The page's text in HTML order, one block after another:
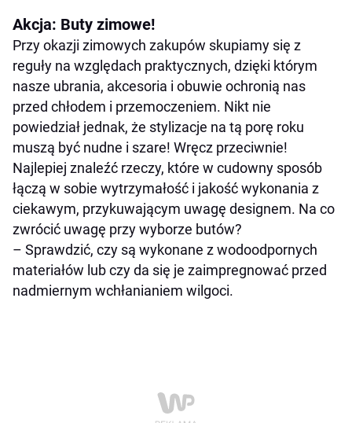
Kowbojki
Buty trekkingowe
Kozaczki z futerkiem
Akcja: Buty zimowe!
Przy okazji zimowych zakupów skupiamy się z
reguły na względach praktycznych, dzięki którym
nasze ubrania, akcesoria i obuwie ochronią nas
przed chłodem i przemoczeniem. Nikt nie
powiedział jednak, że stylizacje na tą porę roku
muszą być nudne i szare! Wręcz przeciwnie!
Najlepiej znaleźć rzeczy, które w cudowny sposób
łączą w sobie wytrzymałość i jakość wykonania z
ciekawym, przykuwającym uwagę designem. Na co
zwrócić uwagę przy wyborze butów?
– Sprawdzić, czy są wykonane z wodoodpornych
materiałów lub czy da się je zaimpregnować przed
nadmiernym wchłanianiem wilgoci.